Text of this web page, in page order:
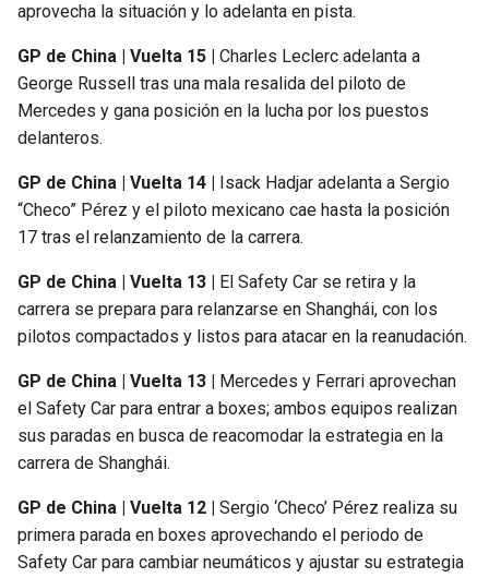
aprovecha la situación y lo adelanta en pista.
GP de China | Vuelta 15 |
Charles Leclerc adelanta a
George Russell tras una mala resalida del piloto de
Mercedes y gana posición en la lucha por los puestos
delanteros.
GP de China | Vuelta 14 |
Isack Hadjar adelanta a Sergio
“Checo” Pérez y el piloto mexicano cae hasta la posición
17 tras el relanzamiento de la carrera.
GP de China | Vuelta 13 |
El Safety Car se retira y la
carrera se prepara para relanzarse en Shanghái, con los
pilotos compactados y listos para atacar en la reanudación.
GP de China | Vuelta 13 |
Mercedes y Ferrari aprovechan
el Safety Car para entrar a boxes; ambos equipos realizan
sus paradas en busca de reacomodar la estrategia en la
carrera de Shanghái.
GP de China | Vuelta 12 |
Sergio ‘Checo’ Pérez realiza su
primera parada en boxes aprovechando el periodo de
Safety Car para cambiar neumáticos y ajustar su estrategia